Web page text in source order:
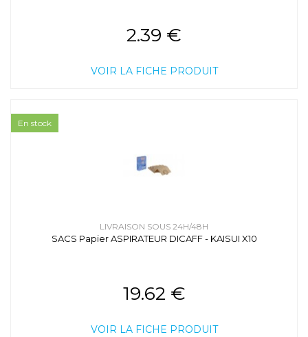
2.39 €
VOIR LA FICHE PRODUIT
LIVRAISON SOUS 24H/48H
SACS Papier ASPIRATEUR DICAFF - KAISUI X10
19.62 €
VOIR LA FICHE PRODUIT
En stock